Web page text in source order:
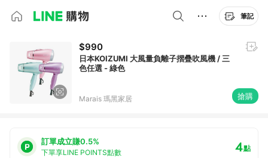
筆記
$990
日本KOIZUMI 大風量負離子摺疊吹風機 / 三
色任選 - 綠色
Marais 瑪黑家居 搶購
訂單成立賺0.5%
下單享LINE POINTS點數 4點